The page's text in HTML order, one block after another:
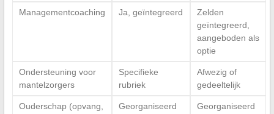
Managementcoaching Ja, geïntegreerd
Zelden
geïntegreerd,
aangeboden als
optie
Ondersteuning voor
mantelzorgers
Specifieke
rubriek
Afwezig of
gedeeltelijk
Ouderschap (opvang,
Georganiseerd
Georganiseerd